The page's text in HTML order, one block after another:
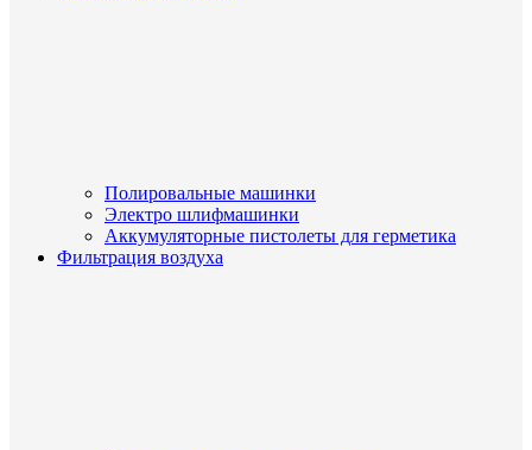
Полировальные машинки
Электро шлифмашинки
Аккумуляторные пистолеты для герметика
Фильтрация воздуха